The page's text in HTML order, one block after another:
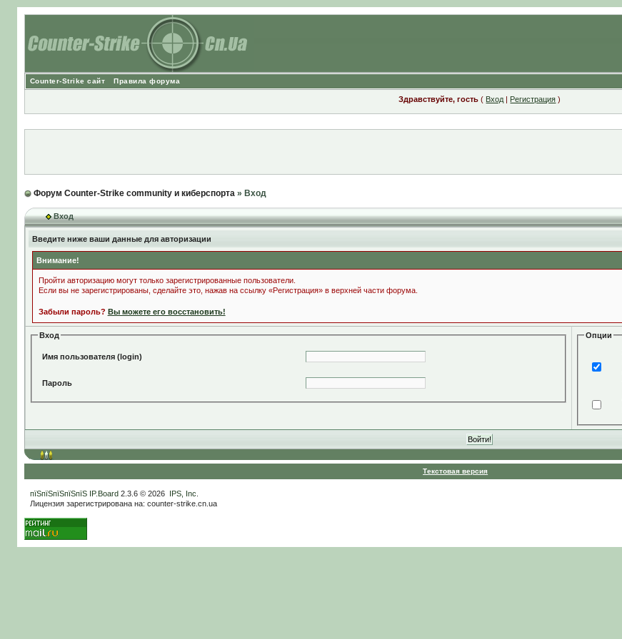
Counter-Strike сайт Правила форума
Здравствуйте, гость ( Вход | Регистрация )
Форум Counter-Strike community и киберспорта» Вход
Вход
Введите ниже ваши данные для авторизации
Внимание!
Пройти авторизацию могут только зарегистрированные пользователи.
Если вы не зарегистрированы, сделайте это, нажав на ссылку «Регистрация» в верхней части форума.
Забыли пароль? Вы можете его восстановить!
Вход
Имя пользователя (login)
Пароль
Опции
Текстовая версия
пїЅпїЅпїЅпїЅпїЅ IP.Board2.3.6 © 2026 IPS, Inc
Лицензия зарегистрирована на: counter-strike.cn.ua